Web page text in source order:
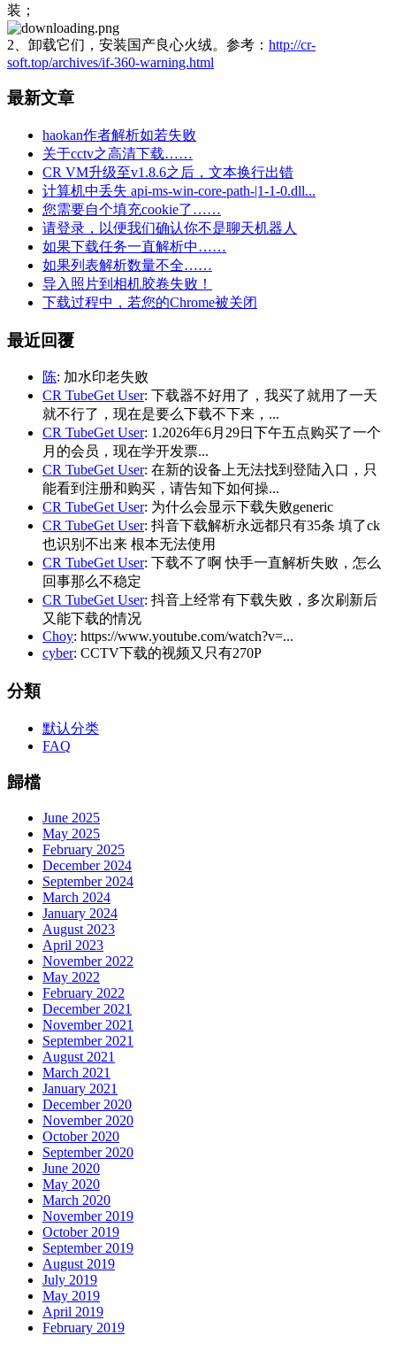
装；
2、卸载它们，安装国产良心火绒。参考： http://cr-
soft.top/archives/if-360-warning.html
最新文章
haokan作者解析如若失败
关于cctv之高清下载……
CR VM升级至v1.8.6之后，文本换行出错
计算机中丢失 api-ms-win-core-path-|1-1-0.dll...
您需要自个填充cookie了……
请登录，以便我们确认你不是聊天机器人
如果下载任务一直解析中……
如果列表解析数量不全……
导入照片到相机胶卷失败！
下载过程中，若您的Chrome被关闭
最近回覆
陈: 加水印老失败
CR TubeGet User: 下载器不好用了，我买了就用了一天
就不行了，现在是要么下载不下来，...
CR TubeGet User: 1.2026年6月29日下午五点购买了一个
月的会员，现在学开发票...
CR TubeGet User: 在新的设备上无法找到登陆入口，只
能看到注册和购买，请告知下如何操...
CR TubeGet User: 为什么会显示下载失败generic
CR TubeGet User: 抖音下载解析永远都只有35条 填了ck
也识别不出来 根本无法使用
CR TubeGet User: 下载不了啊 快手一直解析失败，怎么
回事那么不稳定
CR TubeGet User: 抖音上经常有下载失败，多次刷新后
又能下载的情况
Choy: https://www.youtube.com/watch?v=...
cyber: CCTV下载的视频又只有270P
分類
默认分类
FAQ
歸檔
June 2025
May 2025
February 2025
December 2024
September 2024
March 2024
January 2024
August 2023
April 2023
November 2022
May 2022
February 2022
December 2021
November 2021
September 2021
August 2021
March 2021
January 2021
December 2020
November 2020
October 2020
September 2020
June 2020
May 2020
March 2020
November 2019
October 2019
September 2019
August 2019
July 2019
May 2019
April 2019
February 2019